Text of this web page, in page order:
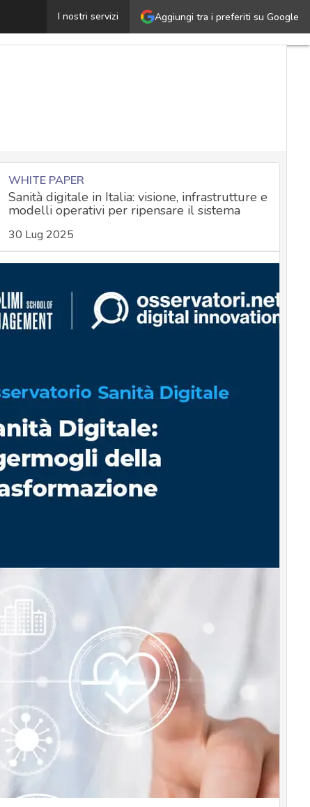
Aggiungi tra i preferiti su Google
I nostri servizi
WWDC 2026, il rapporto di Apple con la cyber
WHITE PAPER
Sanità digitale in Italia: visione, infrastrutture e
modelli operativi per ripensare il sistema
30 Lug 2025